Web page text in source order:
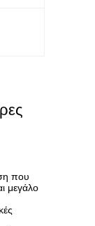
που
μεγάλο